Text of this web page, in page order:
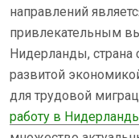
направлений
привлекательным
Нидерланды,
развитой
для трудовой
работу в